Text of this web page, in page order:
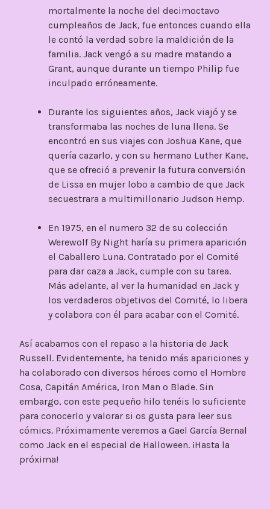
mortalmente la noche del decimoctavo
cumpleaños de Jack, fue entonces cuando ella
le contó la verdad sobre la maldición de la
familia. Jack vengó a su madre matando a
Grant, aunque durante un tiempo Philip fue
inculpado erróneamente.
Durante los siguientes años, Jack viajó y se
transformaba las noches de luna llena. Se
encontró en sus viajes con Joshua Kane, que
quería cazarlo, y con su hermano Luther Kane,
que se ofreció a prevenir la futura conversión
de Lissa en mujer lobo a cambio de que Jack
secuestrara a multimillonario Judson Hemp.
En 1975, en el numero 32 de su colección
Werewolf By Night haría su primera aparición
el Caballero Luna. Contratado por el Comité
para dar caza a Jack, cumple con su tarea.
Más adelante, al ver la humanidad en Jack y
los verdaderos objetivos del Comité, lo libera
y colabora con él para acabar con el Comité.
Así acabamos con el repaso a la historia de Jack
Russell. Evidentemente, ha tenido más apariciones y
ha colaborado con diversos héroes como el Hombre
Cosa, Capitán América, Iron Man o Blade. Sin
embargo, con este pequeño hilo tenéis lo suficiente
para conocerlo y valorar si os gusta para leer sus
cómics. Próximamente veremos a Gael García Bernal
como Jack en el especial de Halloween. ¡Hasta la
próxima!